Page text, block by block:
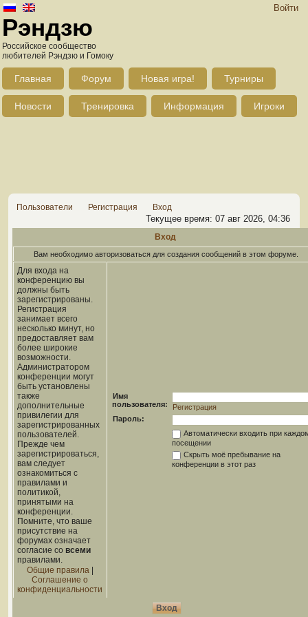
Войти
Рэндзю
Российское сообщество
любителей Рэндзю и Гомоку
Главная Форум Новая игра! Турниры
Новости Тренировка Информация Игроки
Пользователи Регистрация Вход
Текущее время: 07 авг 2026, 04:36
Вход
Вам необходимо авторизоваться для создания сообщений в этом форуме.
Для входа на
конференцию вы
должны быть
зарегистрированы.
Регистрация
занимает всего
несколько минут, но
предоставляет вам
более широкие
возможности.
Администратором
конференции могут
быть установлены
также
дополнительные
привилегии для
зарегистрированных
пользователей.
Прежде чем
зарегистрироваться,
вам следует
ознакомиться с
правилами и
политикой,
принятыми на
конференции.
Помните, что ваше
присутствие на
форумах означает
согласие со всеми
правилами.
Общие правила|
Соглашение о
конфиденциальности
Имя
пользователя:
Регистрация
Пароль:
Автоматически входить при
посещении
Скрыть моё пребывание на
конференции в этот раз